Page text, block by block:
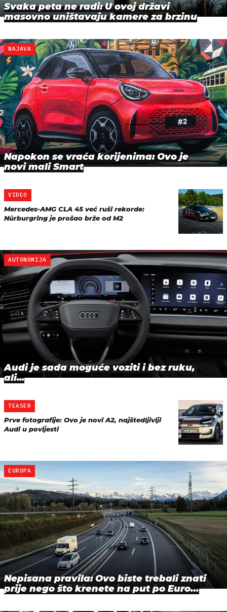
Svaka peta ne radi: U ovoj državi
masovno uništavaju kamere za brzinu
NAJAVA
Napokon se vraća korijenima: Ovo je
novi mali Smart
VIDEO
Mercedes-AMG CLA 45 već ruši rekorde:
Nürburgring je prošao brže od M2
AUTONOMIJA
Audi je sada moguće voziti i bez ruku,
ali...
TEASER
Prve fotografije: Ovo je novi A2, najštedljiviji
Audi u povijesti
EUROPA
Nepisana pravila: Ovo biste trebali znati
prije nego što krenete na put po Euro…